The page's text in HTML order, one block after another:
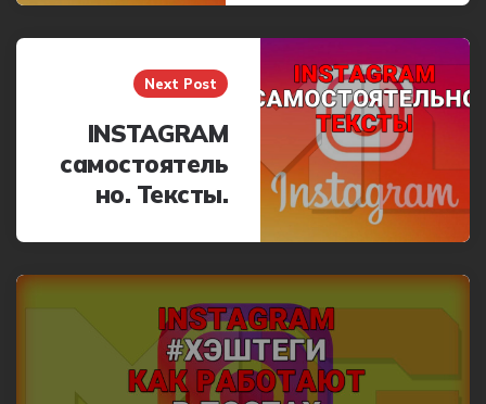
Next Post
INSTAGRAM
самостоятель
но. Тексты.